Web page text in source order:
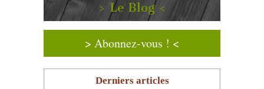
> Le Blog <
> Abonnez-vous ! <
Derniers articles